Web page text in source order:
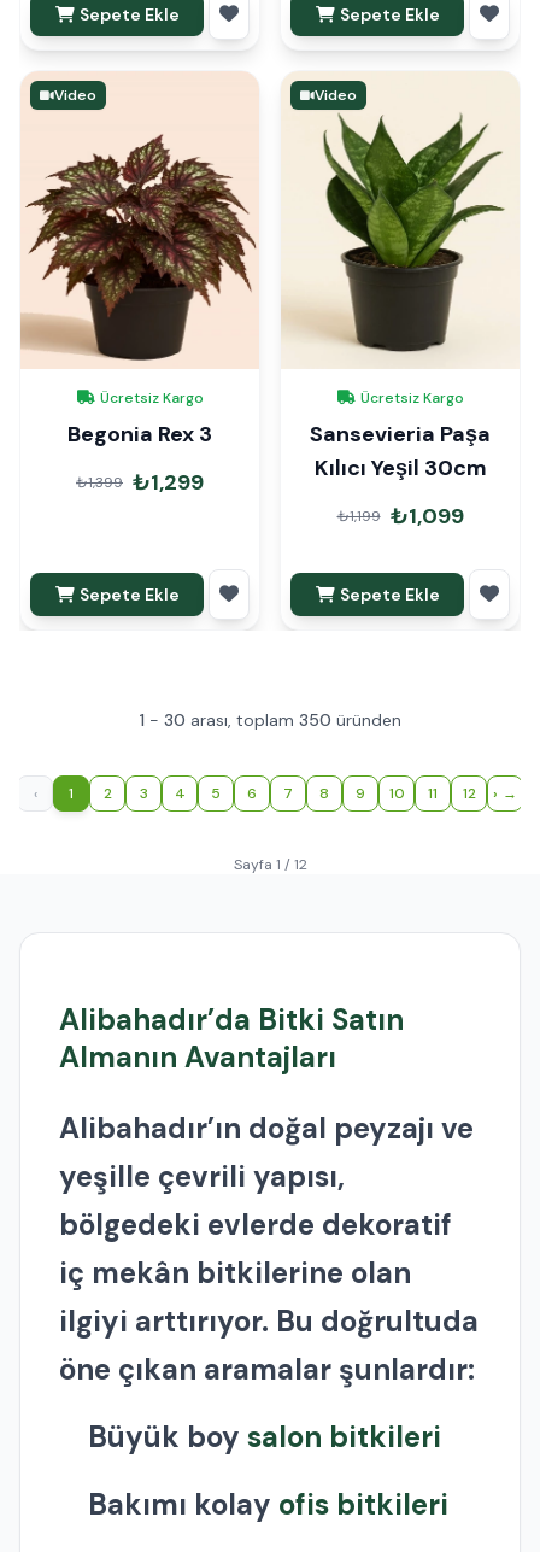
Sepete Ekle Sepete Ekle
Video
Ücretsiz Kargo
Begonia Rex 3
₺1,399 ₺1,299
Sepete Ekle
Video
Ücretsiz Kargo
Sansevieria Paşa
Kılıcı Yeşil 30cm
₺1,199 ₺1,099
Sepete Ekle
1 - 30 arası, toplam 350 üründen
‹ 1 2 3 4 5 6 7 8 9 10 11 12 ›
Sayfa 1 / 12
Alibahadır’da Bitki Satın
Almanın Avantajları
Alibahadır’ın doğal peyzajı ve
yeşille çevrili yapısı,
bölgedeki evlerde dekoratif
iç mekân bitkilerine olan
ilgiyi arttırıyor. Bu doğrultuda
öne çıkan aramalar şunlardır:
Büyük boy salon bitkileri
Bakımı kolay ofis bitkileri